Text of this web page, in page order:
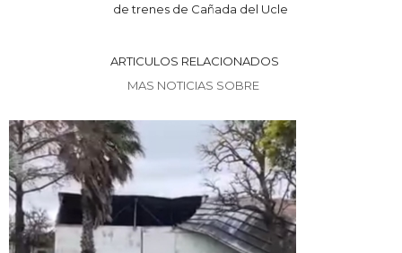
de trenes de Cañada del Ucle
ARTICULOS RELACIONADOS
MAS NOTICIAS SOBRE